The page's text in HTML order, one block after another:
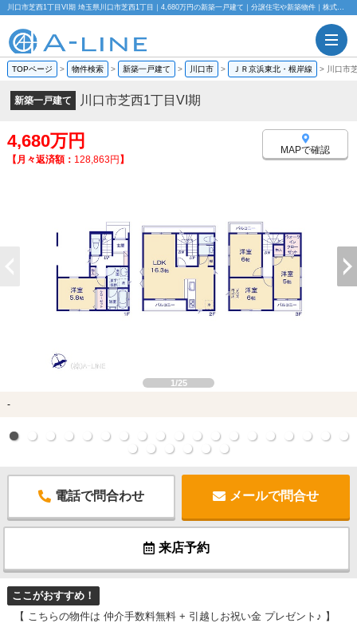
川口市芝西1丁目VI期 埼玉県川口市芝西1丁目｜4,680万円の新築一戸建て｜分譲住宅や新築物件｜株式会社A-LINE
TOPページ > 物件検索 > 新築一戸建て > 川口市 > ＪＲ京浜東北・根岸線 > 川口市
新築一戸建て 川口市芝西1丁目VI期
4,680万円
【月々返済額： 128,863円】
MAPで確認
1/25
-
電話で問合わせ メールで問合せ
来店予約
ここがおすすめ！
【 こちらの物件は 仲介手数料無料 + 引越しお祝い金 プレゼント♪ 】